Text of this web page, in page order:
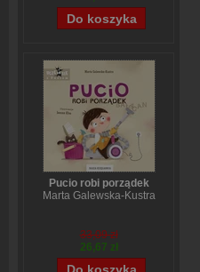
Pucio robi porządek
Marta Galewska-Kustra
33,09 zł
26,67 zł